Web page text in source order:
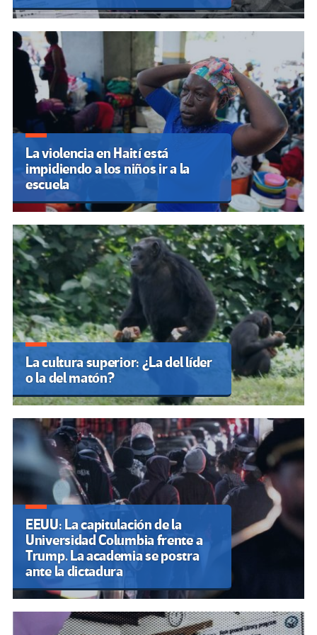
La violencia en Haití está
impidiendo a los niños ir a la
escuela
La cultura superior: ¿La del líder
o la del matón?
EEUU: La capitulación de la
Universidad Columbia frente a
Trump. La academia se postra
ante la dictadura